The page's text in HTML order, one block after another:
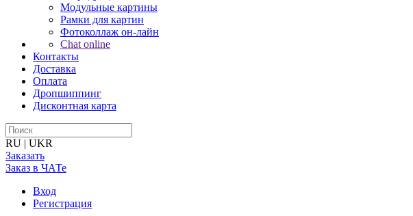
Модульные картины
Рамки для картин
Фотоколлаж он-лайн
Chat online
Контакты
Доставка
Оплата
Дропшиппинг
Дисконтная карта
RU | UKR
Заказать
Заказ в ЧАТе
Вход
Регистрация